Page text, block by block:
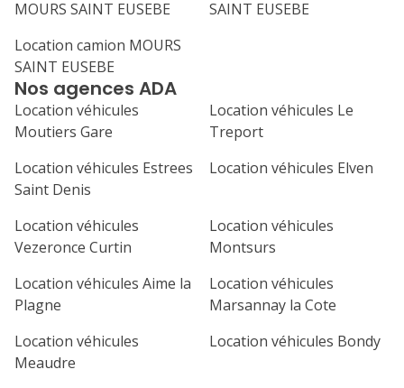
lu ma me je
1
7 8
14 16
21 22 23 24 25
Nos agences ADA
Location véhicules
Moutiers Gare
Location véhicules Le
Treport
Location véhicules Estrees
Saint Denis
Location véhicules Elven
Location véhicules
Vezeronce Curtin
Location véhicules
Montsurs
Location véhicules Aime la
Plagne
Location véhicules
Marsannay la Cote
Location véhicules
Meaudre
Location véhicules Bondy
MOURS SAINT EUSEBE
SAINT EUSEBE
Location camion MOURS
SAINT EUSEBE